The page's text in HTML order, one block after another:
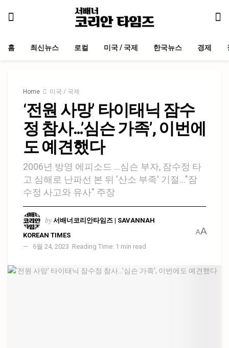
홈 최신뉴스 로컬 미국 / 국제 한국뉴스 경제
Home 미국 / 국제
‘전원 사망’ 타이태닉 잠수
정 참사…’심슨 가족’, 이번에
도 예견했다
2006년 방영 에피소드 …심슨 부자, 잠수정 타
고 심해로 난파선 본 뒤 '산소 부족' 기절…"잠
수정 사고와 유사" 주장
by 서배너코리안타임즈 | SAVANNAH
KOREAN TIMES
6월 24, 2023 Reading Time: 1 min read
AA